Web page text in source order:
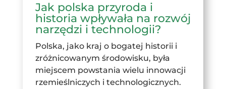
Jak polska przyroda i
historia wpływała na rozwój
narzędzi i technologii?
Polska, jako kraj o bogatej historii i
zróżnicowanym środowisku, była
miejscem powstania wielu innowacji
rzemieślniczych i technologicznych.